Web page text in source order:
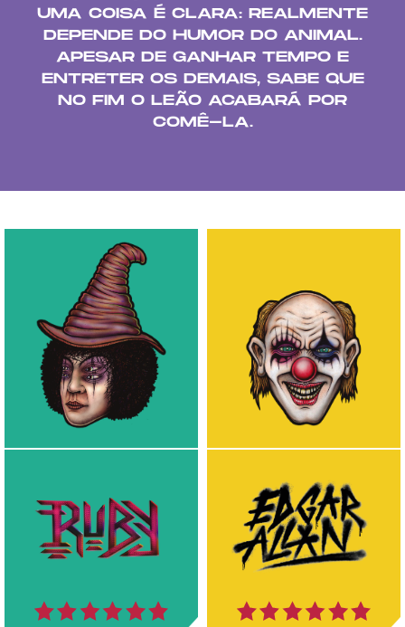
UMA COISA É CLARA: REALMENTE
DEPENDE DO HUMOR DO ANIMAL.
APESAR DE GANHAR TEMPO E
ENTRETER OS DEMAIS, SABE QUE
NO FIM O LEÃO ACABARÁ POR
COMÊ-LA.